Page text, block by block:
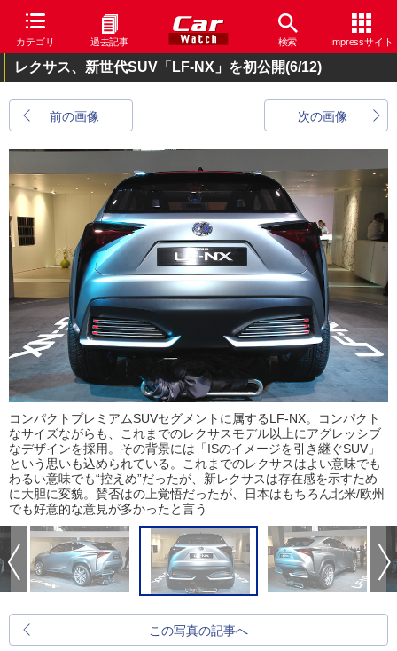
カテゴリ 過去記事 検索 Impressサイト
レクサス、新世代SUV「LF-NX」を初公開(6/12)
前の画像 次の画像
コンパクトプレミアムSUVセグメントに属するLF-NX。コンパクト
なサイズながらも、これまでのレクサスモデル以上にアグレッシブ
なデザインを採用。その背景には「ISのイメージを引き継ぐSUV」
という思いも込められている。これまでのレクサスはよい意味でも
わるい意味でも“控えめ”だったが、新レクサスは存在感を示すため
に大胆に変貌。賛否はの上覚悟だったが、日本はもちろん北米/欧州
でも好意的な意見が多かったと言う
この写真の記事へ